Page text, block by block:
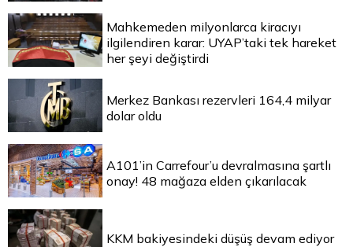
Mahkemeden milyonlarca kiracıyı
ilgilendiren karar: UYAP’taki tek hareket
her şeyi değiştirdi
Merkez Bankası rezervleri 164,4 milyar
dolar oldu
A101’in Carrefour’u devralmasına şartlı
onay! 48 mağaza elden çıkarılacak
KKM bakiyesindeki düşüş devam ediyor